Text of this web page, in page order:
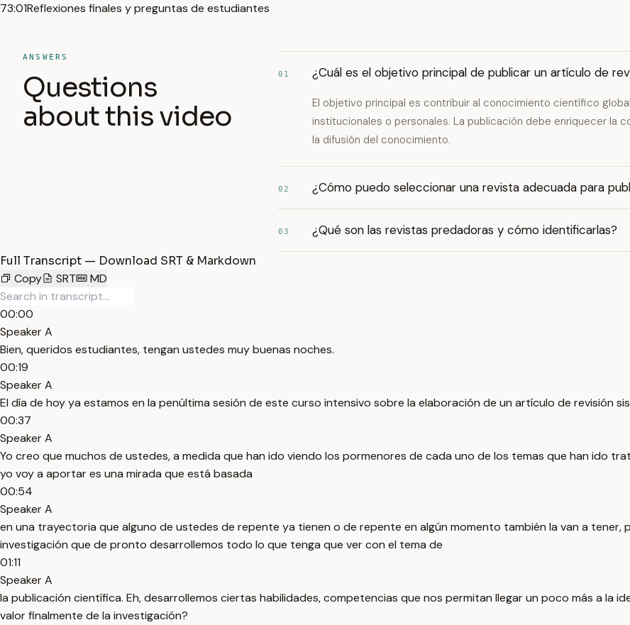
73:01Reflexiones finales y preguntas de estudiantes
ANSWERS
Questions
about this video
01 ¿Cuál es el objetivo principal de publicar un artículo de
El objetivo principal es contribuir al conocimiento científico
institucionales o personales. La publicación debe enriquecer la
la difusión del conocimiento.
02 ¿Cómo puedo seleccionar una revista adecuada para
03 ¿Qué son las revistas predadoras y cómo identificarlas?
Full Transcript — Download SRT & Markdown
Copy
SRT MD
00:00
Speaker A
Bien, queridos estudiantes, tengan ustedes muy buenas noches.
00:19
Speaker A
El día de hoy ya estamos en la penúltima sesión de este curso intensivo sobre la elaboración de un artículo de revisión
00:37
Speaker A
Yo creo que muchos de ustedes, a medida que han ido viendo los pormenores de cada uno de los temas que han ido
yo voy a aportar es una mirada que está basada
00:54
Speaker A
en una trayectoria que alguno de ustedes de repente ya tienen o de repente en algún momento también la van a tener,
investigación que de pronto desarrollemos todo lo que tenga que ver con el tema de
01:11
Speaker A
la publicación científica. Eh, desarrollemos ciertas habilidades, competencias que nos permitan llegar un poco más a la
valor finalmente de la investigación?